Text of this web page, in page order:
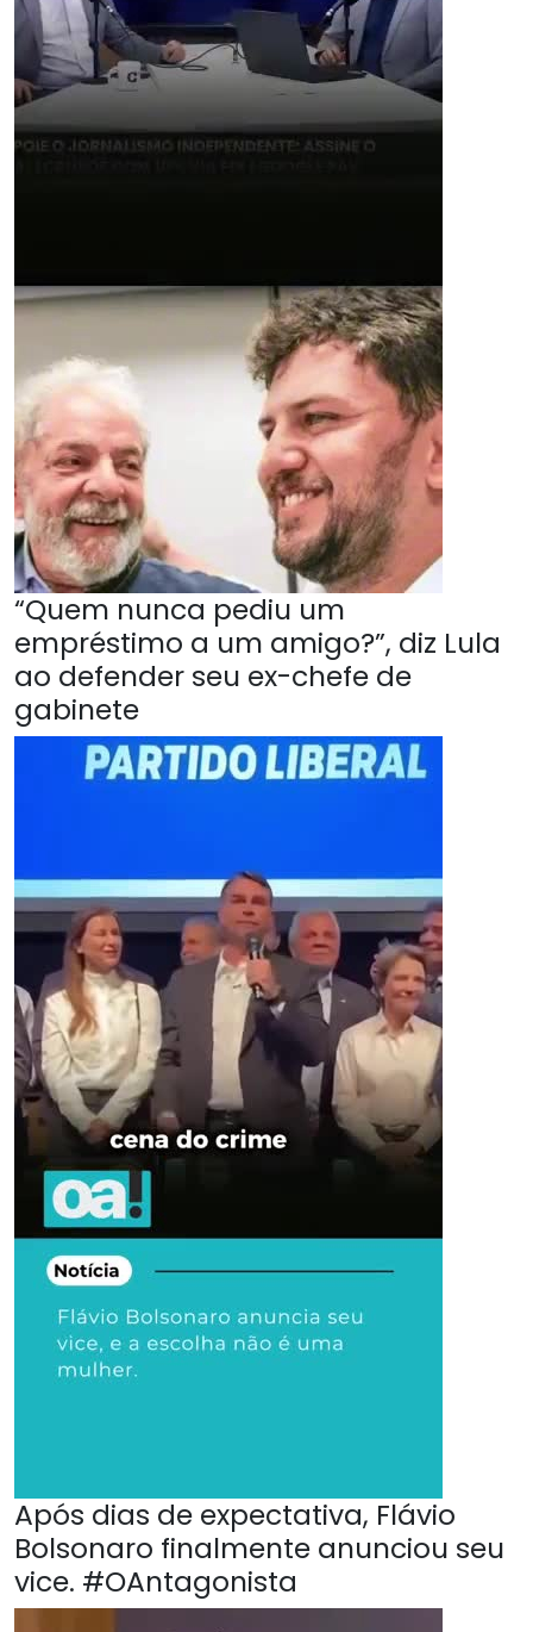
“Quem nunca pediu um
empréstimo a um amigo?”, diz Lula
ao defender seu ex-chefe de
gabinete
Após dias de expectativa, Flávio
Bolsonaro finalmente anunciou seu
vice. #OAntagonista